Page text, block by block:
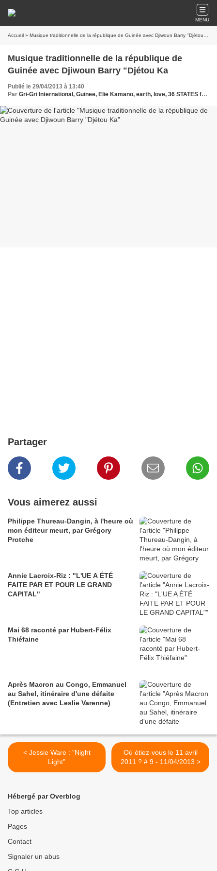
MENU
Accueil » Musique traditionnelle de la république de Guinée avec Djiwoun Barry "Djétou Ka
Musique traditionnelle de la république de
Guinée avec Djiwoun Barry "Djétou Ka
Publié le 29/04/2013 à 13:40
Par Gri-Gri International, Guinee, Elie Kamano, earth, love, 36 STATES feat bob dinna,high level,djo doubaté ,Safiata Condé
Partager
Vous aimerez aussi
Philippe Thureau-Dangin, à l'heure où
mon éditeur meurt, par Grégory
Protche
Annie Lacroix-Riz : "L'UE A ÉTÉ
FAITE PAR ET POUR LE GRAND
CAPITAL"
Mai 68 raconté par Hubert-Félix
Thiéfaine
Après Macron au Congo, Emmanuel
au Sahel, itinéraire d'une défaite
(Entretien avec Leslie Varenne)
< Jessie Ware : "Night
Light"
Où étiez-vous le 11 avril
2011 ? # 9 - 11/04/2013 >
Hébergé par Overblog
Top articles
Pages
Contact
Signaler un abus